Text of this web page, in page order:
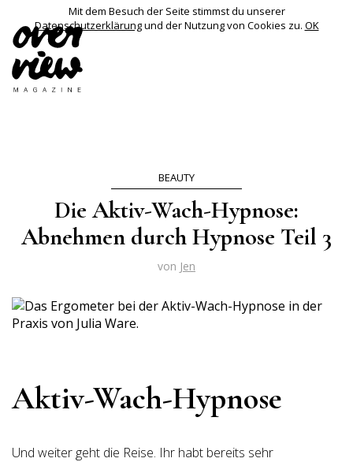
Mit dem Besuch der Seite stimmst du unserer
Datenschutzerklärungund der Nutzung von Cookies zu. OK
BEAUTY
Die Aktiv-Wach-Hypnose:
Abnehmen durch Hypnose Teil 3
von Jen
Aktiv-Wach-Hypnose
Und weiter geht die Reise. Ihr habt bereits sehr